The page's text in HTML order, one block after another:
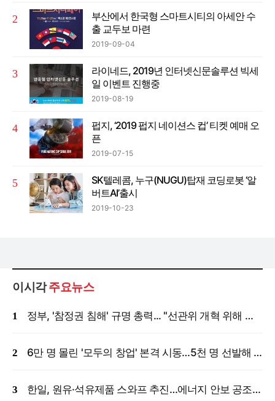
부산에서 한국형 스마트시티의 아세안 수
출 교두보 마련
2019-09-04
라이네드, 2019년 인터넷신문솔루션 빅세
일 이벤트 진행중
2019-08-19
펍지, ‘2019 펍지 네이션스 컵’ 티켓 예매 오
픈
2019-07-15
SK텔레콤, 누구(NUGU)탑재 코딩로봇 ‘알
버트AI’출시
2019-10-23
이시각주요뉴스
정부, '참정권 침해' 규명 총력... "선관위 개혁 위해 국정조사 등 모든 조치"
6만 명 몰린 '모두의 창업' 본격 시동…5천 명 선발해 밀착 지원
한일, 원유·석유제품 스와프 추진…에너지 안보 공조 강화